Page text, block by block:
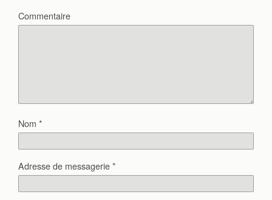
Commentaire
Nom *
Adresse de messagerie*